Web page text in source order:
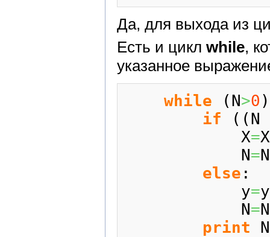
Да, для выхода из
Есть и цикл while,
указанное
while
( N>0 )
if
( ( N
            X
=
            N
=
else :
            y
=
            N
=
print N